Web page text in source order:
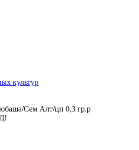
культур
Сем Алт/цп 0,3 гр.р